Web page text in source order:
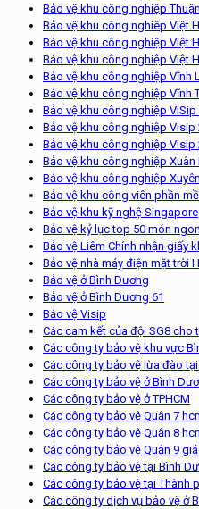
Bảo vệ khu công nghiệp
Bảo vệ khu công nghiêp Việt
Bảo vệ khu công nghiệp Việt
Bảo vệ khu công nghiệp Việt
Bảo vệ khu công nghiệp Vĩnh
Bảo vệ khu công nghiệp Vĩnh
Bảo vệ khu công nghiệp ViSip
Bảo vệ khu công nghiệp Visip
Bảo vệ khu công nghiệp Visip
Bảo vệ khu công nghiệp Xuân
Bảo vệ khu công nghiệp
Bảo vệ khu công viên phần
Bảo vệ khu kỹ nghệ Singapore
Bảo vệ kỷ lục top 50 món
Bảo vệ Liêm Chính nhận giấy
Bảo vệ nhà máy điện mặt trời
Bảo vệ ở Bình Dương
Bảo vệ ở Bình Dương 61
Bảo vệ Visip
Các cam kết của đội SG8 cho
Các công ty bảo vệ khu vực
Các công ty bảo vệ lừa đào tại
Các công ty bảo vệ ở Bình
Các công ty bảo vệ ở TPHCM
Các công ty bảo vệ Quận 7
Các công ty bảo vệ Quận 8
Các công ty bảo vệ Quận 9
Các công ty bảo vệ tại Bình
Các công ty bảo vệ tại Thành
Các công ty dịch vụ bảo vệ ở